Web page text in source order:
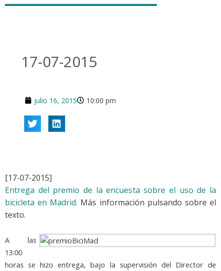
17-07-2015
julio 16, 2015 10:00 pm
[17-07-2015]
Entrega del premio de la encuesta sobre el uso de la
bicicleta en Madrid. Más información pulsando sobre el
texto.
A las
13:00
horas se hizo entrega, bajo la supervisión del Director de